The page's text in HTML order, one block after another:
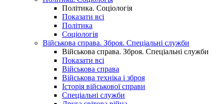
Політика. Соціологія
Показати всі
Політика
Соціологія
Військова справа. Зброя. Спеціальні служби
Військова справа. Зброя. Спеціальні служби
Показати всі
Військова справа
Військова техніка і зброя
Історія військової справи
Спеціальні служби